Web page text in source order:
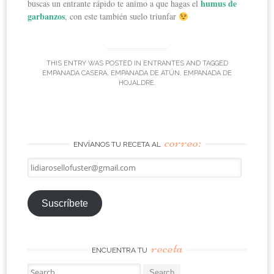
buscas un entrante rápido te animo a que hagas el humus de
garbanzos, con este también suelo triunfar
THIS ENTRY WAS POSTED IN ENTRANTESAND TAGGED
EMPANADA CASERA, EMPANADA DE ATÚN, EMPANADA DE
HOJALDRE.
ENVÍANOS TU RECETA AL correo:
lidiarosellofuster@gmail.com
Suscríbete
ENCUENTRA TU receta
Search